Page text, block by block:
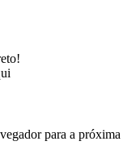
para a próxima